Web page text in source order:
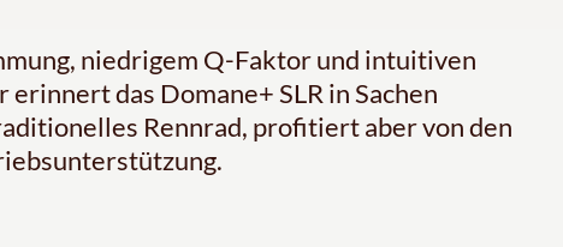
niedrigem Q-Faktor und intuitiven
das Domane+ SLR in Sachen
Rennrad, profitiert aber von den